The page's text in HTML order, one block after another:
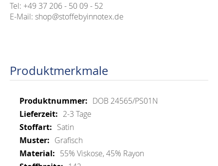
Tel: +49 37 206 - 50 09 - 52
E-Mail: shop@stoffebyinnotex.de
Produktmerkmale
Mehr
Informationen
DOB 24565/PS01N
2-3 Tage
Satin
Grafisch
55% Viskose, 45% Rayon